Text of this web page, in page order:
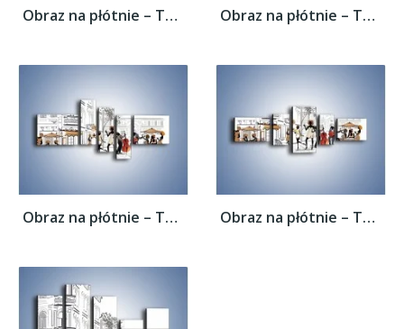
Obraz na płótnie – Tętniące życiem... Obraz na płótnie – Tętniące życiem...
Obraz na płótnie – Tętniące życiem... Obraz na płótnie – Tętniące życiem...